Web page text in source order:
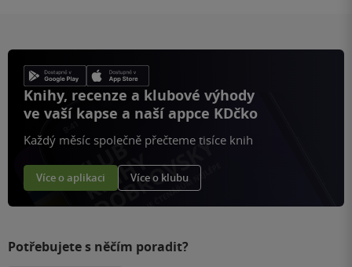
Knihy, recenze a klubové výhody
ve vaší kapse a naší appce KDčko
Každý měsíc společně přečteme tisíce knih
Více o aplikaci Více o klubu
Potřebujete s něčím poradit?